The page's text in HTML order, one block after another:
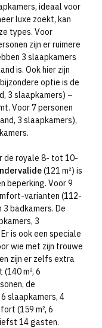
ideaal voor
luxe zoekt, kan
types. Voor
zijn er ruimere
3 slaapkamers
is. Ook hier zijn
optie is de
3 slaapkamers) –
Voor 7 personen
3 slaapkamers),
de royale 8- tot 10-
(121 m²) is
beperking. Voor 9
varianten (112-
badkamers. De
3
is ook een speciale
wie met zijn trouwe
zijn er zelfs extra
(140 m², 6
de
6 slaapkamers, 4
(159 m², 6
14 gasten.